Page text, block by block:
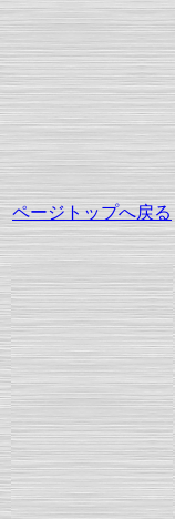
ページトップへ戻る